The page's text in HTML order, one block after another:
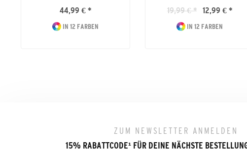
44,99 € *
IN 12 FARBEN
19,99 € * 12,99 € *
IN 12 FARBEN
ZUM NEWSLETTER ANMELDEN
15% RABATTCODE¹FÜR DEINE NÄCHSTE